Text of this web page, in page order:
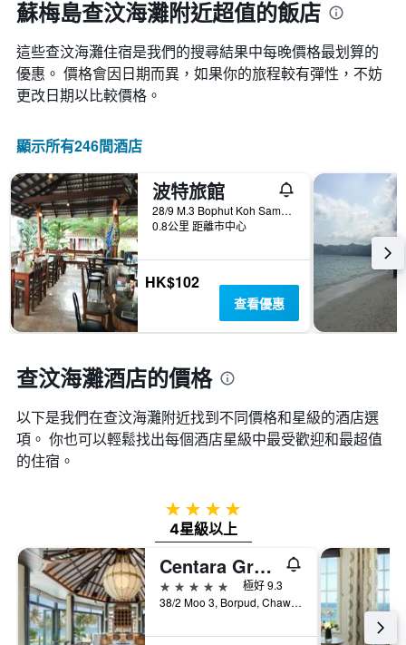
蘇梅島查汶海灘附近超值的飯店
這些查汶海灘​住宿是我們的搜尋結果中每晚價格最划算的
優惠。 價格會因日期而異，如果你的旅程較有彈性，不妨
更改日期以比較價格。
顯示所有246間酒店
波特旅館
28/9 M.3 Bophut Koh Samui, 蘇梅島, 泰國
0.8公里 距離市中心
HK$102
查看優惠
查汶海灘酒店的價格
以下是我們在查汶海灘​附近找到不同價格和星級的酒店選
項。 你也可以輕鬆找出每個酒店星級中最受歡迎和最超值
的住宿。
4星級
4星級以上
Centara Grand Beach Resort Samui - 蘇梅島
5星級
極好 9.3
38/2 Moo 3, Borpud, Chaweng Beach, 蘇梅島, 泰國